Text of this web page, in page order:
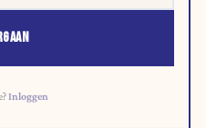
Inloggen